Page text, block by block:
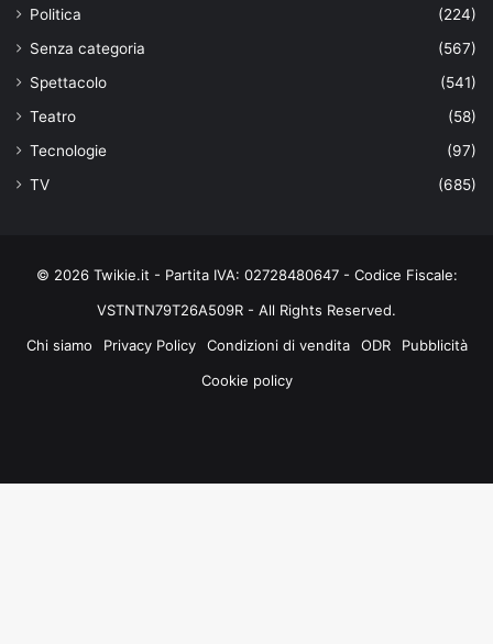
Politica
(224)
Senza categoria
(567)
Spettacolo
(541)
Teatro
(58)
Tecnologie
(97)
TV
(685)
© 2026 Twikie.it - Partita IVA: 02728480647 - Codice Fiscale:
VSTNTN79T26A509R - All Rights Reserved.
Chi siamo
Privacy Policy Condizioni di vendita ODR
Pubblicità
Cookie policy
Tube